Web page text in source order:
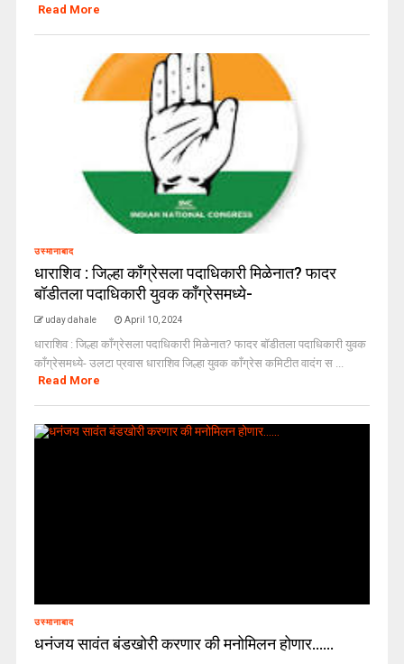
Read More
उस्मानाबाद
धाराशिव : जिल्हा काँग्रेसला पदाधिकारी मिळेनात? फादर
बॉडीतला पदाधिकारी युवक काँग्रेसमध्ये-
uday dahale April 10, 2024
धाराशिव : जिल्हा काँग्रेसला पदाधिकारी मिळेनात? फादर बॉडीतला पदाधिकारी युवक
काँग्रेसमध्ये- उलटा प्रवास धाराशिव जिल्हा युवक काँग्रेस कमिटीत वादंग स ...
Read More
उस्मानाबाद
धनंजय सावंत बंडखोरी करणार की मनोमिलन होणार……